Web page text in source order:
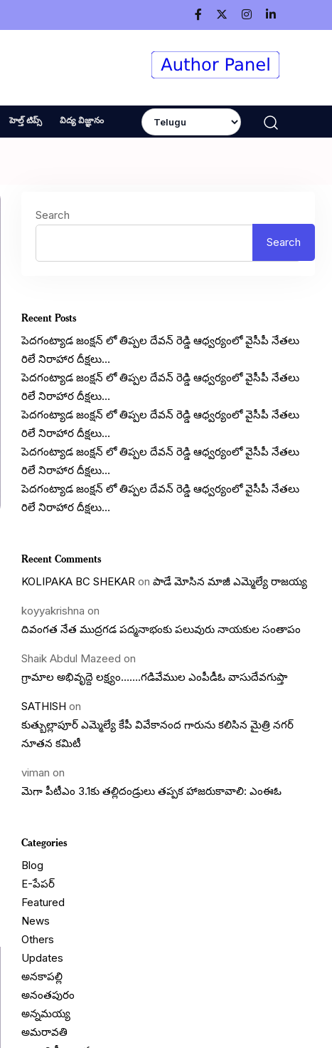
హెల్త్ టిప్స్ విద్య విజ్ఞానం
Search
Search
Recent Posts
పెదగంట్యాడ జంక్షన్ లో తిప్పల దేవన్ రెడ్డి ఆధ్వర్యంలో వైసీపీ నేతలు
రిలే నిరాహార దీక్షలు…
పెదగంట్యాడ జంక్షన్ లో తిప్పల దేవన్ రెడ్డి ఆధ్వర్యంలో వైసీపీ నేతలు
రిలే నిరాహార దీక్షలు…
పెదగంట్యాడ జంక్షన్ లో తిప్పల దేవన్ రెడ్డి ఆధ్వర్యంలో వైసీపీ నేతలు
రిలే నిరాహార దీక్షలు…
పెదగంట్యాడ జంక్షన్ లో తిప్పల దేవన్ రెడ్డి ఆధ్వర్యంలో వైసీపీ నేతలు
రిలే నిరాహార దీక్షలు…
పెదగంట్యాడ జంక్షన్ లో తిప్పల దేవన్ రెడ్డి ఆధ్వర్యంలో వైసీపీ నేతలు
రిలే నిరాహార దీక్షలు…
Recent Comments
KOLIPAKA BC SHEKAR onపాడే మోసిన మాజీ ఎమ్మెల్యే రాజయ్య
koyyakrishna on
దివంగత నేత ముద్రగడ పద్మనాభంకు పలువురు నాయకుల సంతాపం
Shaik Abdul Mazeed on
గ్రామాల అభివృద్దె లక్ష్యం…….గడివేముల ఎంపీడీఓ వాసుదేవగుప్తా
SATHISH on
కుత్బుల్లాపూర్ ఎమ్మెల్యే కేపీ వివేకానంద గారును కలిసిన మైత్రి నగర్
నూతన కమిటీ
viman on
మెగా పీటీఎం 3.1కు తల్లిదండ్రులు తప్పక హాజరుకావాలి: ఎంఈఓ
Categories
Blog
E-పేపర్
Featured
News
Others
Updates
అనకాపల్లి
అనంతపురం
అన్నమయ్య
అమరావతి